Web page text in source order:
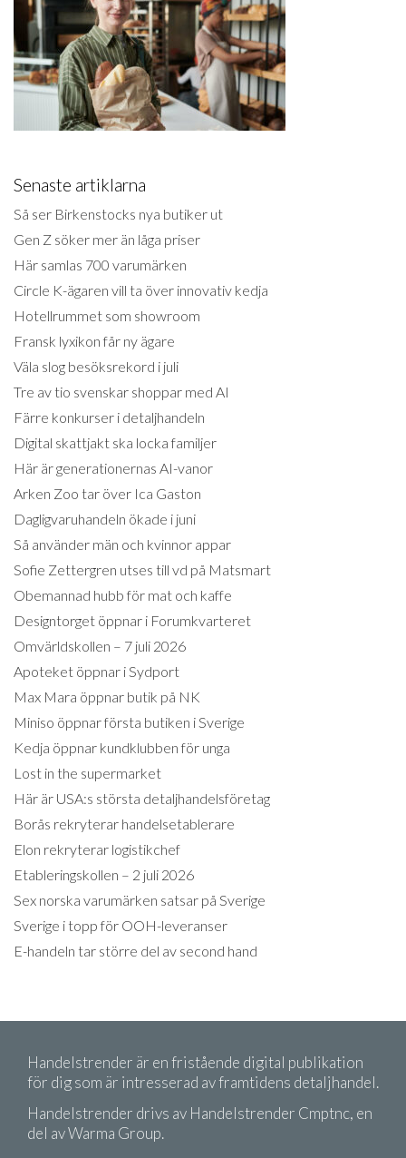
Senaste artiklarna
Så ser Birkenstocks nya butiker ut
Gen Z söker mer än låga priser
Här samlas 700 varumärken
Circle K-ägaren vill ta över innovativ kedja
Hotellrummet som showroom
Fransk lyxikon får ny ägare
Väla slog besöksrekord i juli
Tre av tio svenskar shoppar med AI
Färre konkurser i detaljhandeln
Digital skattjakt ska locka familjer
Här är generationernas AI-vanor
Arken Zoo tar över Ica Gaston
Dagligvaruhandeln ökade i juni
Så använder män och kvinnor appar
Sofie Zettergren utses till vd på Matsmart
Obemannad hubb för mat och kaffe
Designtorget öppnar i Forumkvarteret
Omvärldskollen – 7 juli 2026
Apoteket öppnar i Sydport
Max Mara öppnar butik på NK
Miniso öppnar första butiken i Sverige
Kedja öppnar kundklubben för unga
Lost in the supermarket
Här är USA:s största detaljhandelsföretag
Borås rekryterar handelsetablerare
Elon rekryterar logistikchef
Etableringskollen – 2 juli 2026
Sex norska varumärken satsar på Sverige
Sverige i topp för OOH-leveranser
E-handeln tar större del av second hand
Handelstrender är en fristående digital publikation
för dig som är intresserad av framtidens detaljhandel.
Handelstrender drivs av Handelstrender Cmptnc, en
del av Warma Group.